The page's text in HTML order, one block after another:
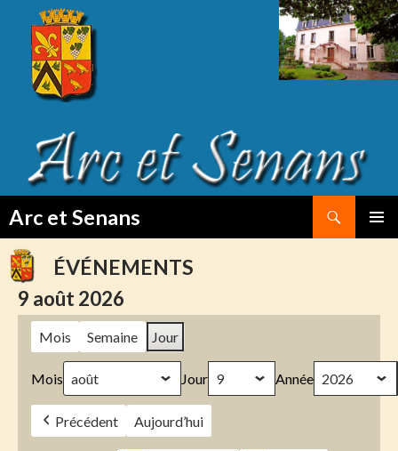
Arc et Senans
TO
CONTENTÉVÉNEMENTS
9 août 2026
Mois Semaine Jour
Mois Jour Année
Précédent Aujourd’hui